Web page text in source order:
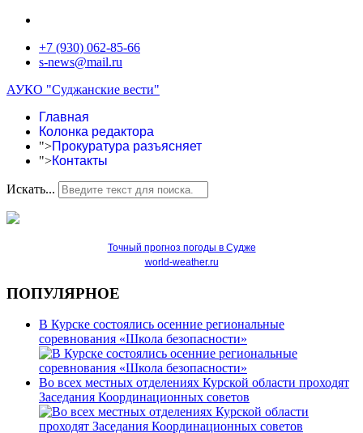
+7 (930) 062-85-66
s-news@mail.ru
АУКО "Суджанские вести"
Главная
Колонка редактора
">Прокуратура разъясняет
">Контакты
Искать...
Точный прогноз погоды в Судже
world-weather.ru
ПОПУЛЯРНОЕ
В Курске состоялись осенние региональные
соревнования «Школа безопасности»
Во всех местных отделениях Курской области проходят
Заседания Координационных советов